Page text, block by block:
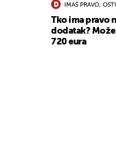
IMAŠ PRAVO,
Tko ima pravo
dodatak?
720 eura